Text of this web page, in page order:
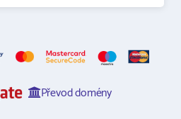
Převod domény